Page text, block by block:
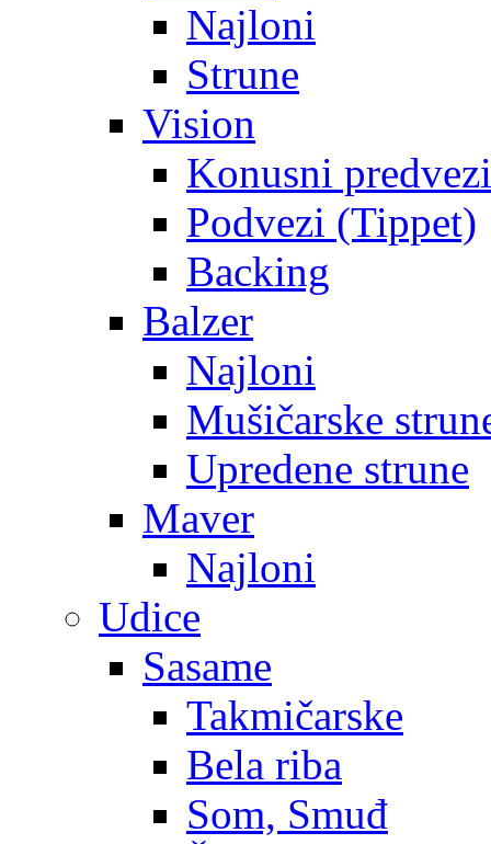
Najloni
Strune
Vision
Konusni predvezi
Podvezi (Tippet)
Backing
Balzer
Najloni
Mušičarske
Upredene strune
Maver
Najloni
Udice
Sasame
Takmičarske
Bela riba
Som, Smuđ